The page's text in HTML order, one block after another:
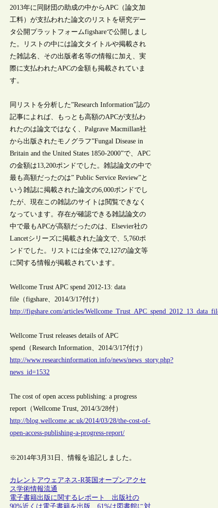
2013年に同財団の助成の中からAPC（論文加
工料）が支払われた論文のリストを研究デー
タ公開プラットフォームfigshareで公開しまし
た。リストの中には論文タイトルや掲載され
た雑誌名、その出版者名等の情報に加え、実
際に支払われたAPCの金額も掲載されていま
す。
同リストを分析した”Research Information”誌の
記事によれば、もっとも高額のAPCが支払わ
れたのは論文ではなく、Palgrave Macmillan社
から出版されたモノグラフ”Fungal Disease in
Britain and the United States 1850-2000”で、APC
の金額は13,200ポンドでした。雑誌論文の中で
最も高額だったのは” Public Service Review”と
いう雑誌に掲載された論文の6,000ポンドでし
たが、現在この雑誌のサイトは閲覧できなく
なっています。存在が確認できる雑誌論文の
中で最もAPCが高額だったのは、Elsevier社の
Lancetシリーズに掲載された論文で、5,760ポ
ンドでした。リストには全体で2,127の論文等
に関する情報が掲載されています。
Wellcome Trust APC spend 2012-13: data
file（figshare、2014/3/17付け）
http://figshare.com/articles/
Wellcome Trust releases details of APC
spend（Research Information、2014/3/17付け）
http://www.researchinformation.info/news/news_story.php?
news_id=1532
The cost of open access publishing: a progress
report（Wellcome Trust, 2014/3/28付）
http://blog.wellcome.ac.uk/2014/03/28/the-cost-of-
open-access-publishing-a-progress-report/
※2014年3月31日、情報を追記しました。
カレントアウェアネス-R英国 オープンアクセ
ス学術情報流通
電子書籍出版に関するレポート 出版社の
90%近くは電子書籍を出版、61%は図書館に対